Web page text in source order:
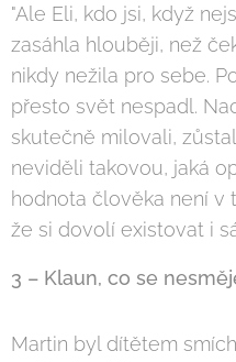
"Ale Eli, kdo jsi, když
zasáhla hlouběji, než
nikdy nežila pro sebe.
přesto svět nespadl.
skutečně milovali,
neviděli takovou, jaká
hodnota člověka není v
že si dovolí existovat i
3 – Klaun, co se
Martin byl dítětem